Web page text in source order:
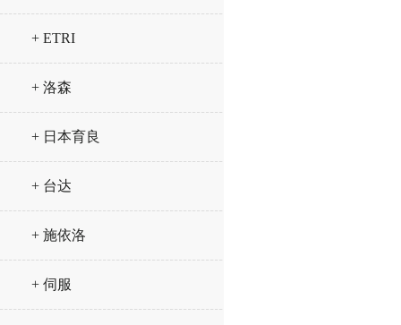
+ ETRI
+ 洛森
+ 日本育良
+ 台达
+ 施依洛
+ 伺服